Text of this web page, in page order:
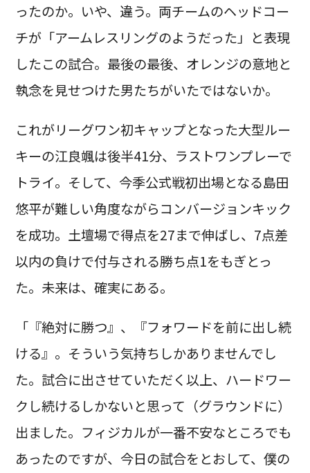
ったのか。いや、違う。両チームのヘッドコー
チが「アームレスリングのようだった」と表現
したこの試合。最後の最後、オレンジの意地と
執念を見せつけた男たちがいたではないか。
これがリーグワン初キャップとなった大型ルー
キーの江良颯は後半41分、ラストワンプレーで
トライ。そして、今季公式戦初出場となる島田
悠平が難しい角度ながらコンバージョンキック
を成功。土壇場で得点を27まで伸ばし、7点差
以内の負けで付与される勝ち点1をもぎとっ
た。未来は、確実にある。
「『絶対に勝つ』、『フォワードを前に出し続
ける』。そういう気持ちしかありませんでし
た。試合に出させていただく以上、ハードワー
クし続けるしかないと思って（グラウンドに）
出ました。フィジカルが一番不安なところでも
あったのですが、今日の試合をとおして、僕の